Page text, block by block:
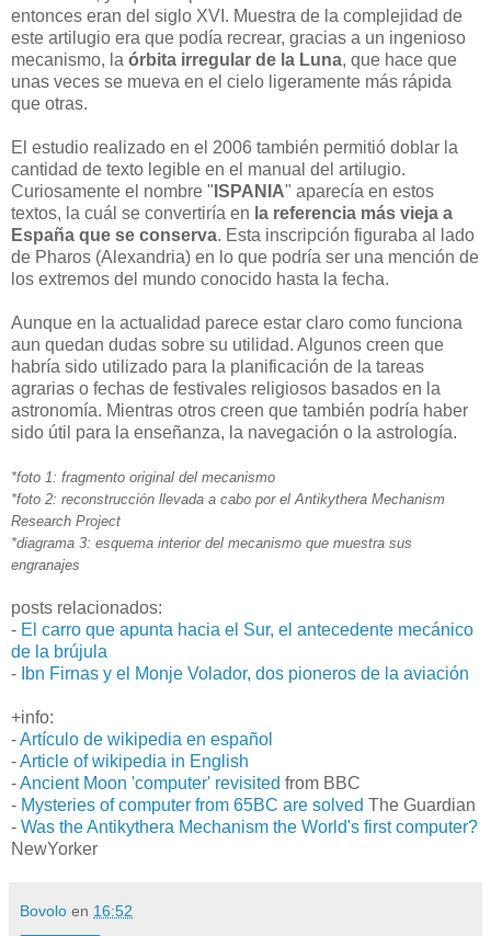
entonces eran del siglo XVI. Muestra de la complejidad de
este artilugio era que podía recrear, gracias a un ingenioso
mecanismo, la órbita irregular de la Luna, que hace que
unas veces se mueva en el cielo ligeramente más rápida
que otras.
El estudio realizado en el 2006 también permitió doblar la
cantidad de texto legible en el manual del artilugio.
Curiosamente el nombre " ISPANIA" aparecía en estos
textos, la cuál se convertiría en la referencia más vieja a
España que se conserva. Esta inscripción figuraba al lado
de Pharos (Alexandria) en lo que podría ser una mención de
los extremos del mundo conocido hasta la fecha.
Aunque en la actualidad parece estar claro como funciona
aun quedan dudas sobre su utilidad. Algunos creen que
habría sido utilizado para la planificación de la tareas
agrarias o fechas de festivales religiosos basados en la
astronomía. Mientras otros creen que también podría haber
sido útil para la enseñanza, la navegación o la astrología.
*foto 1: fragmento original del mecanismo
*foto 2: reconstrucción llevada a cabo por el Antikythera Mechanism
Research Project
*diagrama 3: esquema interior del mecanismo que muestra sus
engranajes
posts relacionados:
- El carro que apunta hacia el Sur, el antecedente mecánico
de la brújula
- Ibn Firnas y el Monje Volador, dos pioneros de la aviación
+info:
-Artículo de wikipedia en español
-Article of wikipedia in English
-Ancient Moon 'computer' revisited from BBC
- Mysteries of computer from 65BC are solved The Guardian
- Was the Antikythera Mechanism the World's first computer?
NewYorker
Bovolo en 16:52